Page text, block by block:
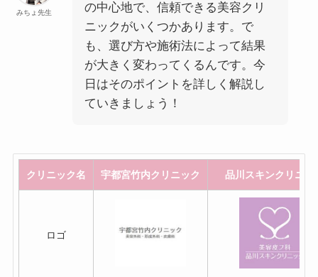
みちょ先生
の中心地で、信頼できる美容クリ
ニックがいくつかあります。で
も、選び方や施術法によって結果
が大きく変わってくるんです。今
日はそのポイントを詳しく解説し
ていきましょう！
クリニック名 宇都宮竹内クリニック 品川スキンクリニッ
ロゴ